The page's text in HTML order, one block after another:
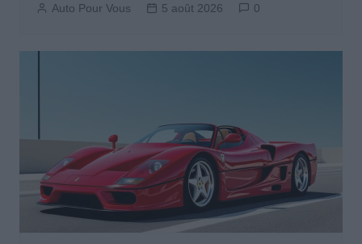
Auto Pour Vous 5 août 2026 0